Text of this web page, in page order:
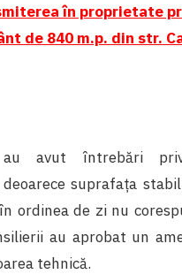
în proprietate
de 840 m.p. din str.
au avut întrebări
suprafața
ordinea de zi nu
au aprobat un
tehnică.